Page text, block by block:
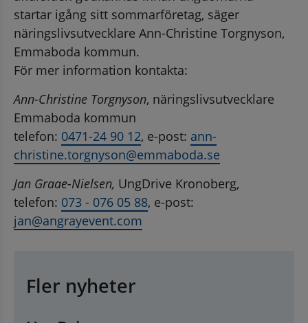
startar igång sitt sommarföretag, säger
näringslivsutvecklare Ann-Christine Torgnyson,
Emmaboda kommun.
För mer information kontakta:
Ann-Christine Torgnyson, näringslivsutvecklare
Emmaboda kommun
telefon: 0471-24 90 12, e-post: ann-
christine.torgnyson@emmaboda.se
Jan Graae-Nielsen, UngDrive Kronoberg,
telefon: 073 - 076 05 88
jan@angrayevent.com
Fler nyheter